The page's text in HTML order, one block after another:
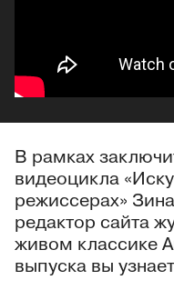
В рамках
видеоцикла
режиссерах»
редактор сайта
живом классике
выпуска вы